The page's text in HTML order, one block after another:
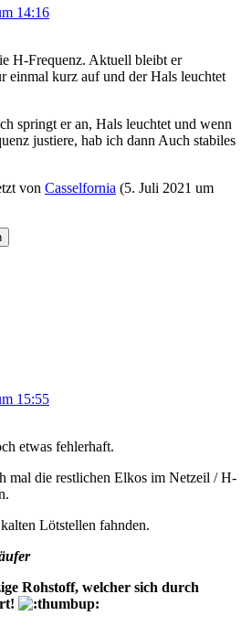
14:16
H-Frequenz. Aktuell bleibt er
einmal kurz auf und der Hals leuchtet
springt er an, Hals leuchtet und wenn
justiere, hab ich dann Auch stabiles
von Casselfornia (5. Juli 2021 um
15:55
etwas fehlerhaft.
mal die restlichen Elkos im Netzeil / H-
Lötstellen fahnden.
Rohstoff, welcher sich durch